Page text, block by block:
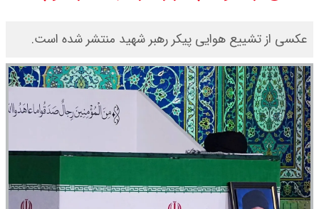
درصد افزایش می دهند
رهبر انقلاب با مسعود پزشکیان دیدار
کرد / درباره مشکلات کشور و تعامل
اقتصادی با طرفهای خارجی گفتگو شد
عکسی از تشییع هوایی پیکر رهبر شهید منتشر شده است.